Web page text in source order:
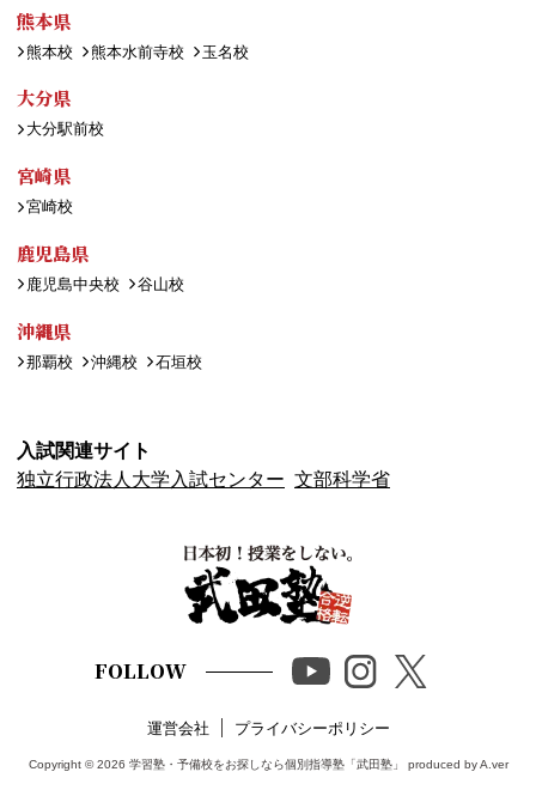
熊本県
熊本校 熊本水前寺校 玉名校
大分県
大分駅前校
宮崎県
宮崎校
鹿児島県
鹿児島中央校 谷山校
沖縄県
那覇校 沖縄校 石垣校
入試関連サイト
独立行政法人大学入試センター 文部科学省
FOLLOW
運営会社 プライバシーポリシー
Copyright © 2026 学習塾・予備校をお探しなら個別指導塾「武田塾」 produced by A.ver